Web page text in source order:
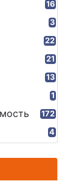
16
3
22
21
13
1
172
4